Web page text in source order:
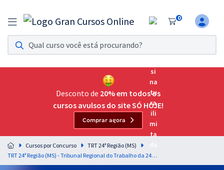
0
Assinatura Ilimitada 11
Acesso a todos os cursos. Teste grátis por 7 dias!
Assinatura OAB Até Passar
Acesso ilimitado a toda preparação para o Exame da
Residências Multiprofissionais
Preparação completa e intensiva para as principais
residências em saúde do Brasil
Desconto de 20% em todos os
cursos avulsos do site SÓ HOJE!
Comprar agora
Cursos por Concurso
TRT 24ª Região (MS)
TRT 24ª Região (MS) - Tribunal Regional do Trabalho da 24ª Região - Conhecimentos Específicos Para o cargo de Analista Judiciário - Área Judiciária - Especialidade Oficial de Justiça Avaliador Federal